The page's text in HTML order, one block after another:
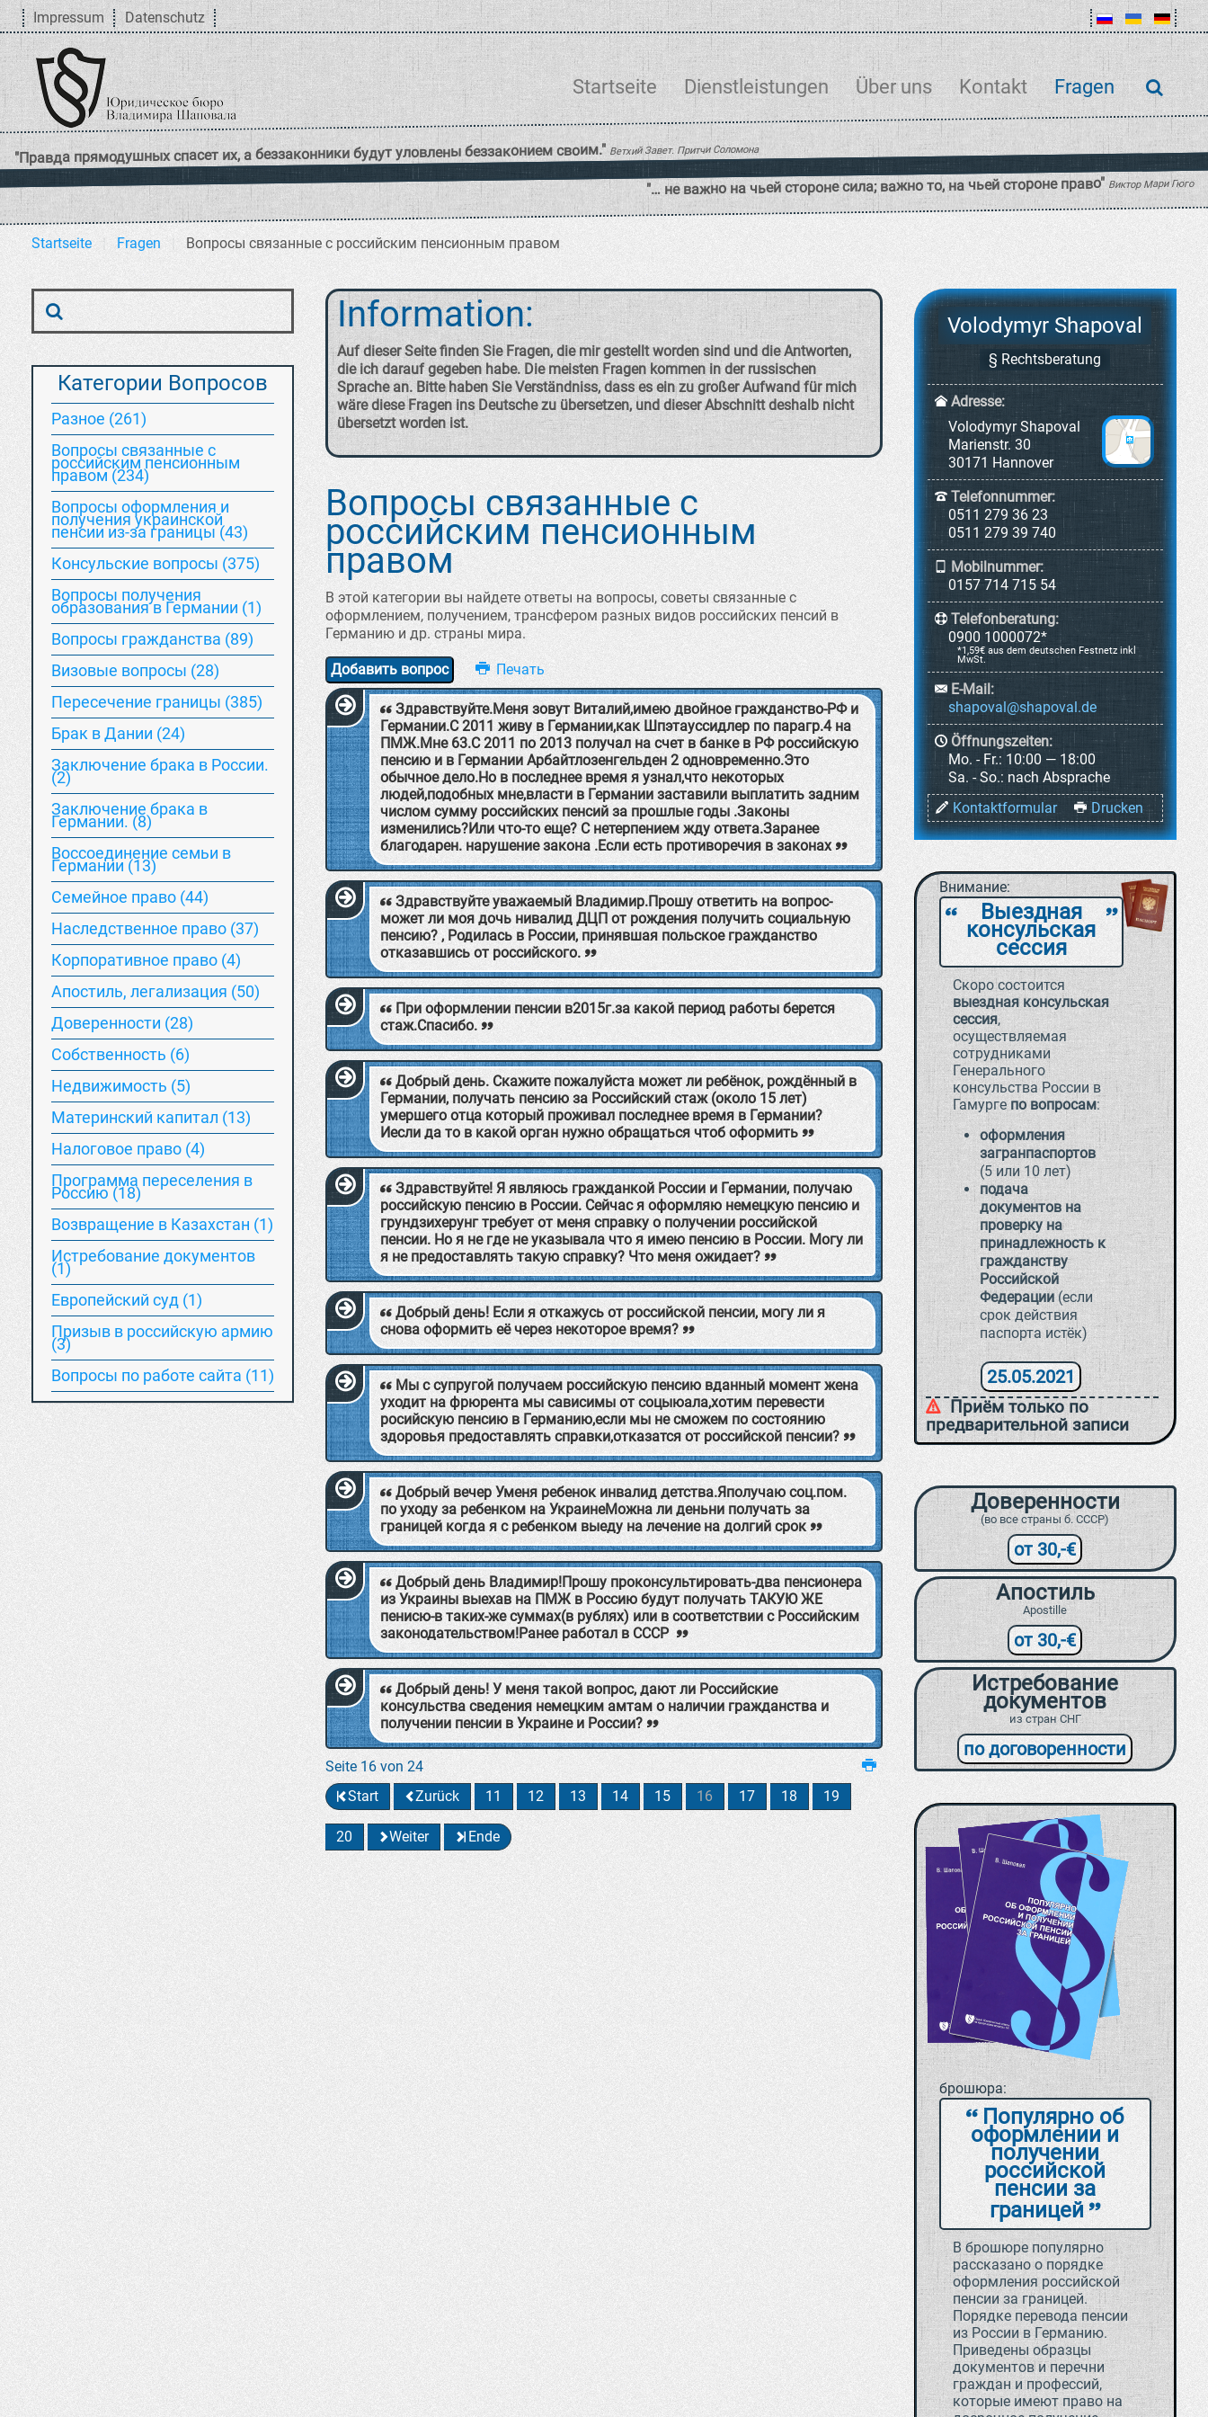
Impressum Datenschutz
Startseite Dienstleistungen Über uns Kontakt Fragen
Startseite Fragen Вопросы связанные с российским пенсионным правом
Information:
Auf dieser Seite finden Sie Fragen, die mir gestellt worden sind und die Antworten,
die ich darauf gegeben habe. Die meisten Fragen kommen in der russischen
Sprache an. Bitte haben Sie Verständniss, dass es ein zu großer Aufwand für mich
wäre diese Fragen ins Deutsche zu übersetzen, und dieser Abschnitt deshalb nicht
übersetzt worden ist.
Вопросы связанные с
российским пенсионным
правом
В этой категории вы найдете ответы на вопросы, советы связанные с
оформлением, получением, трансфером разных видов российских пенсий в
Германию и др. страны мира.
Добавить вопрос
Здравствуйте.Меня зовут Виталий,имею двойное гражданство-РФ и
Германии.С 2011 живу в Германии,как Шпэтауссидлер по парагр.4 на
ПМЖ.Мне 63.С 2011 по 2013 получал на счет в банке в РФ российскую
пенсию и в Германии Арбайтлозенгельден 2 одновременно.Это
обычное дело.Но в последнее время я узнал,что некоторых
людей,подобных мне,власти в Германии заставили выплатить задним
числом сумму российских пенсий за прошлые годы .Законы
изменились?Или что-то еще? С нетерпением жду ответа.Заранее
благодарен. нарушение закона .Если есть противоречия в законах
Здравствуйте уважаемый Владимир.Прошу ответить на вопрос-
может ли моя дочь нивалид ДЦП от рождения получить социальную
пенсию? , Родилась в России, принявшая польское гражданство
отказавшись от российского.
При оформлении пенсии в2015г.за какой период работы берется
стаж.Спасибо.
Добрый день. Скажите пожалуйста может ли ребёнок, рождённый в
Германии, получать пенсию за Российский стаж (около 15 лет)
умершего отца который проживал последнее время в Германии?
Иесли да то в какой орган нужно обращаться чтоб оформить
Здравствуйте! Я являюсь гражданкой России и Германии, получаю
российскую пенсию в России. Сейчас я оформляю немецкую пенсию и
грундзихерунг требует от меня справку о получении российской
пенсии. Но я не где не указывала что я имею пенсию в России. Могу ли
я не предоставлять такую справку? Что меня ожидает?
Добрый день! Если я откажусь от российской пенсии, могу ли я
снова оформить её через некоторое время?
Мы с супругой получаем российскую пенсию вданный момент жена
уходит на фрюрента мы сависимы от соцыюала,хотим перевести
росийскую пенсию в Германию,если мы не сможем по состоянию
здоровья предоставлять справки,отказатся от российской пенсии?
Добрый вечер Уменя ребенок инвалид детства.Яполучаю соц.пом.
по уходу за ребенком на УкраинеМожна ли деньни получать за
границей когда я с ребенком выеду на лечение на долгий срок
Добрый день Владимир!Прошу проконсультировать-два пенсионера
из Украины выехав на ПМЖ в Россию будут получать ТАКУЮ ЖЕ
пенисю-в таких-же суммах(в рублях) или в соответствии с Российским
законодательством!Ранее работал в СССР
Добрый день! У меня такой вопрос, дают ли Российские
консульства сведения немецким амтам о наличии гражданства и
получении пенсии в Украине и России?
Seite 16 von 24
Start
Zurück 11 12 13 14 15 16 17 18 19
20 Weiter Ende
Категории Вопросов
Разное (261)
Вопросы связанные с
российским пенсионным
правом (234)
Вопросы оформления и
получения украинской
пенсии из-за границы (43)
Консульские вопросы (375)
Вопросы получения
образования в Германии (1)
Вопросы гражданства (89)
Визовые вопросы (28)
Пересечение границы (385)
Брак в Дании (24)
Заключение брака в России.
(2)
Заключение брака в
Германии. (8)
Воссоединение семьи в
Германии (13)
Семейное право (44)
Наследственное право (37)
Корпоративное право (4)
Апостиль, легализация (50)
Доверенности (28)
Собственность (6)
Недвижимость (5)
Материнский капитал (13)
Hалоговое право (4)
Программа переселения в
Россию (18)
Возвращение в Казахстан (1)
Истребование документов
(1)
Европейский суд (1)
Призыв в российскую армию
(3)
Вопросы по работе сайта (11)
Volodymyr Shapoval
§ Rechtsberatung
Adresse:
Volodymyr Shapoval
Marienstr. 30
30171 Hannover
Telefonnummer:
0511 279 36 23
0511 279 39 740
Mobilnummer:
0157 714 715 54
Telefonberatung:
0900 1000072*
*1,59€ aus dem deutschen Festnetz inkl
MwSt.
E-Mail:
Öffnungszeiten:
Mo. - Fr.: 10:00 — 18:00
Sa. - So.: nach Absprache
Kontaktformular
Drucken
Внимание:
` a
Выездная
консульская
сессия
Скоро состоится
выездная консульская
сессия,
осуществляемая
сотрудниками
Генерального
консульства России в
Гамургепо вопросам:
оформления
загранпаспортов
(5 или 10 лет)
подача
документов на
проверку на
принадлежность к
гражданству
Российской
Федерации(если
срок действия
паспорта истёк)
25.05.2021
Приём только по
предварительной записи
Доверенности
(во все страны б. СССР)
от 30,-€
Апостиль
Apostille
от 30,-€
Истребование
документов
из стран СНГ
по договоренности
брошюра:
Популярно об
оформлении и
получении
российской
пенсии за
границей
В брошюре популярно
рассказано о порядке
оформления российской
пенсии за границей.
Порядке перевода пенсии
из России в Германию.
Приведены образцы
документов и перечни
граждан и профессий,
которые имеют право на